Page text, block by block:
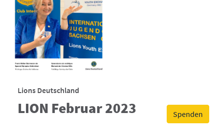
Spenden
Lions Deutschland
LION Februar 2023